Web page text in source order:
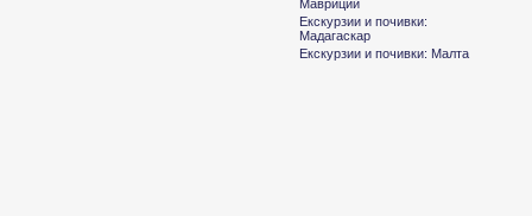
Мавриций
Екскурзии и почивки:
Мадагаскар
Екскурзии и почивки: Малта